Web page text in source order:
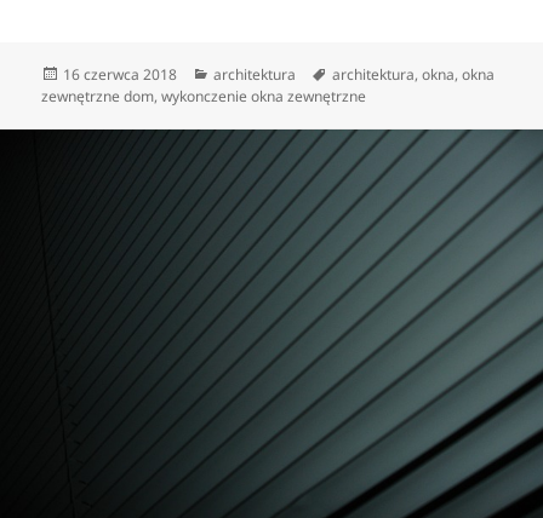
Data
publikacji
16 czerwca 2018 Kategorie
architektura Tagi
architektura,okna,okna
zewnętrzne dom,wykonczenie okna zewnętrzne